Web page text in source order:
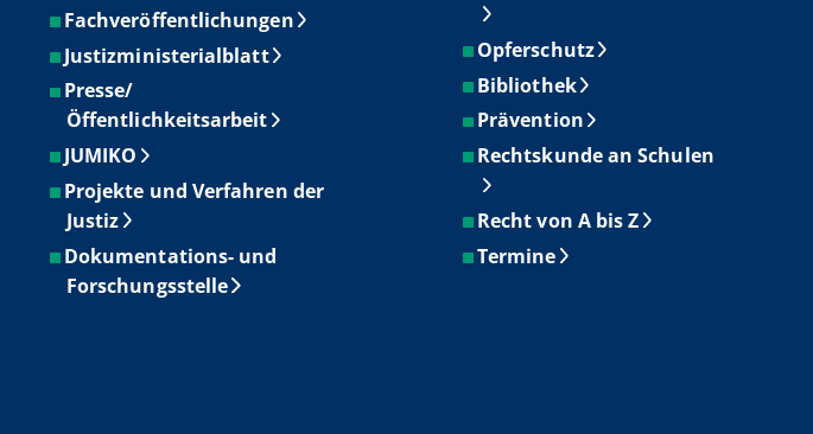
Fachveröffentlichungen
Justizministerialblatt
Presse/
Öffentlichkeitsarbeit
JUMIKO
Projekte und Verfahren der
Justiz
Dokumentations- und
Forschungsstelle
Opferschutz
Bibliothek
Prävention
Rechtskunde an Schulen
Recht von A bis Z
Termine